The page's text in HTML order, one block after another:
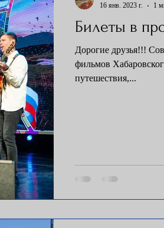
Билеты в
Дорогие друзья!!!
фильмов
путешествия,...
16 янв. 2023 г.
1